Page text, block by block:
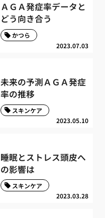
ＡＧＡ発症率データと
どう向き合う
2023.07.03
かつら
未来の予測ＡＧＡ発症
率の推移
2023.05.10
スキンケア
睡眠とストレス頭皮へ
の影響は
2023.03.28
スキンケア